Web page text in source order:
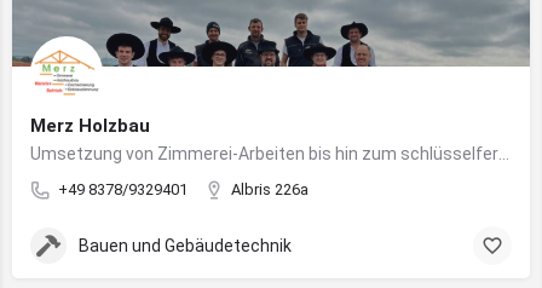
Merz Holzbau
+49 8378/9329401 Albris 226a
Bauen und Gebäudetechnik